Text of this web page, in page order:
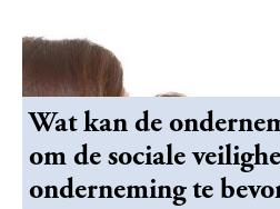
Wat kan de
om de sociale
onderneming te